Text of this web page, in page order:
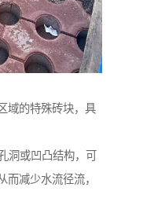
域的特殊砖块，具
洞或凹凸结构，可
而减少水流径流，